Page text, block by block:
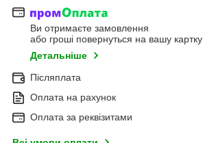
Ви отримаєте замовлення
або гроші повернуться на вашу картку
Детальніше
Післяплата
Оплата на рахунок
Оплата за реквізитами